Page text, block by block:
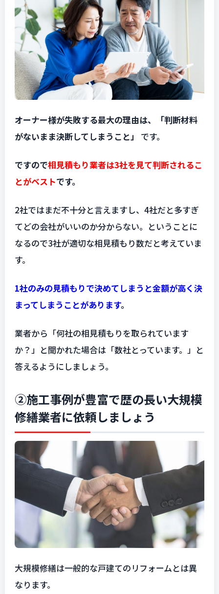
オーナー様が失敗する最大の理由は、「判断材料
がないまま決断してしまうこと」
です。
ですので相見積もり業者は3社を見て判断されるこ
とがベストです。
2社ではまだ不十分と言えますし、4社だと多すぎ
てどの会社がいいのか分からない。ということに
なるので3社が適切な相見積もり数だと考えていま
す。
1社のみの見積もりで決めてしまうと金額が高く決
まってしまうことがあります。
業者から「何社の相見積もりを取られています
か？」と聞かれた場合は「数社とっています。」と
答えるようにしましょう。
②施工事例が豊富で歴の長い大規模
修繕業者に依頼しましょう
大規模修繕は一般的な戸建てのリフォームとは異
なります。